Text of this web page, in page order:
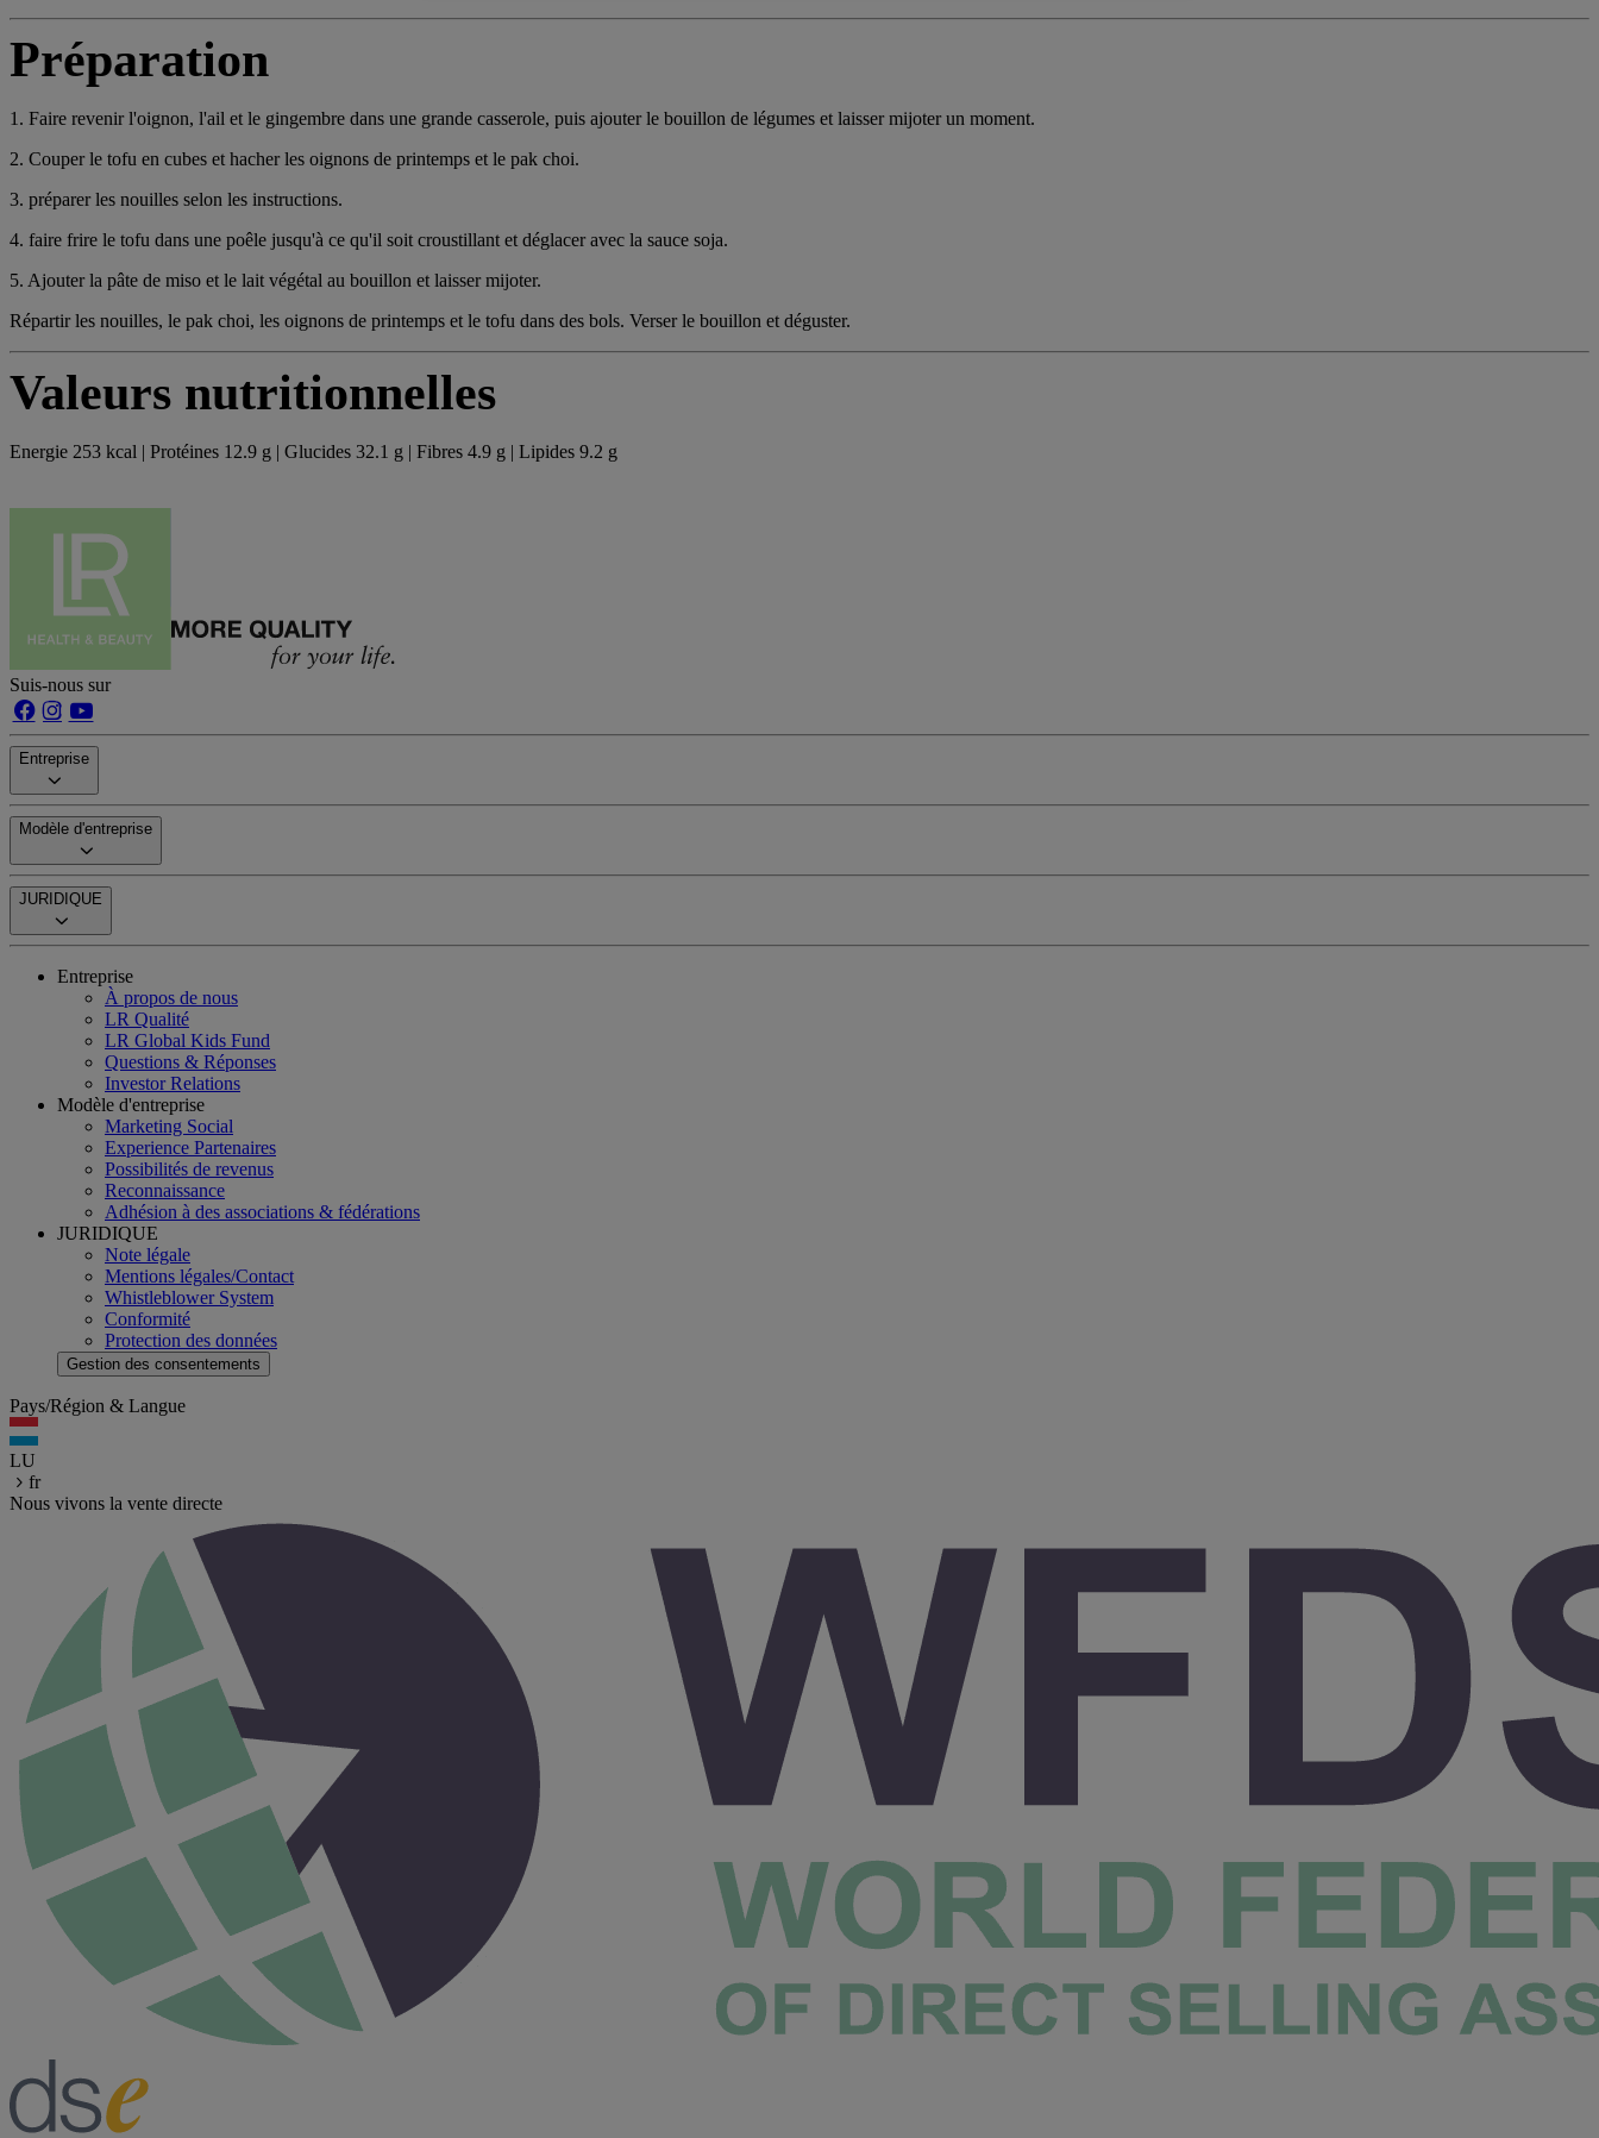
Préparation
1. Faire revenir l'oignon, l'ail et le gingembre dans une grande casserole, puis ajouter le bouillon de légumes et laisser mijoter un moment.
2. Couper le tofu en cubes et hacher les oignons de printemps et le pak choi.
3. préparer les nouilles selon les instructions.
4. faire frire le tofu dans une poêle jusqu'à ce qu'il soit croustillant et déglacer avec la sauce soja.
5. Ajouter la pâte de miso et le lait végétal au bouillon et laisser mijoter.
Répartir les nouilles, le pak choi, les oignons de printemps et le tofu dans des bols. Verser le bouillon et déguster.
Valeurs nutritionnelles
Energie 253 kcal | Protéines 12.9 g | Glucides 32.1 g | Fibres 4.9 g | Lipides 9.2 g
Suis-nous sur
Entreprise
Modèle d'entreprise
JURIDIQUE
Entreprise
À propos de nous
LR Qualité
LR Global Kids Fund
Questions & Réponses
Investor Relations
Modèle d'entreprise
Marketing Social
Experience Partenaires
Possibilités de revenus
Reconnaissance
Adhésion à des associations & fédérations
JURIDIQUE
Note légale
Mentions légales/Contact
Whistleblower System
Conformité
Protection des données
Gestion des consentements
Pays/Région & Langue
LU
fr
Nous vivons la vente directe